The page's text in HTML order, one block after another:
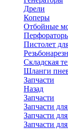
Дрели
Коперы
Отбойные
Пистолет
Складская
Шланги
Запчасти
Назад
Запчасти
Запчасти
Запчасти
Запчасти